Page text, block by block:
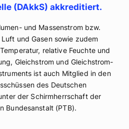
(DAkkS) akkreditiert.
und Massenstrom bzw.
und Gasen sowie zudem
relative Feuchte und
Gleichstrom und Gleichstrom-
ist auch Mitglied in den
des Deutschen
der Schirmherrschaft der
Bundesanstalt (PTB).